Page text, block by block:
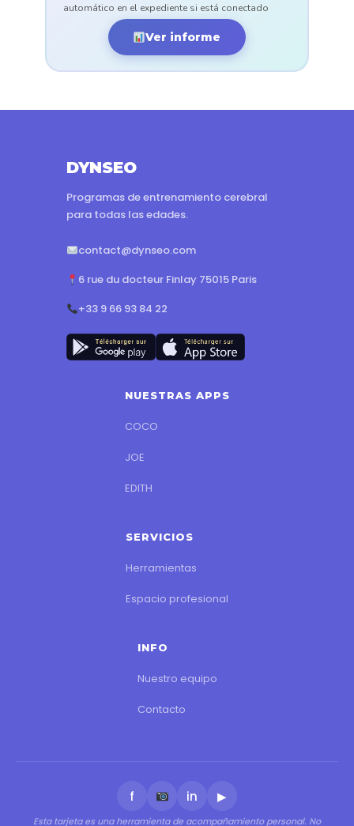
automático en el expediente si está conectado
Ver informe
DYNSEO
Programas de entrenamiento cerebral
para todas las edades.
contact@dynseo.com
6 rue du docteur Finlay 75015 Paris
+33 9 66 93 84 22
NUESTRAS APPS
COCO
JOE
EDITH
SERVICIOS
Herramientas
Espacio profesional
INFO
Nuestro equipo
Contacto
f in ▶
Esta tarjeta es una herramienta de acompañamiento personal. No